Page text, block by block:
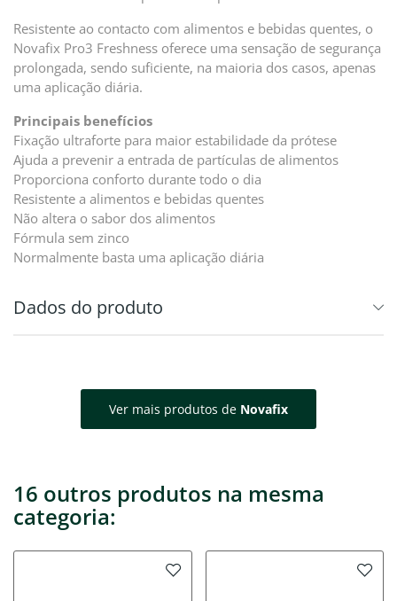
Resistente ao contacto com alimentos e bebidas quentes, o
Novafix Pro3 Freshness oferece uma sensação de segurança
prolongada, sendo suficiente, na maioria dos casos, apenas
uma aplicação diária.
Principais benefícios
Fixação ultraforte para maior estabilidade da prótese
Ajuda a prevenir a entrada de partículas de alimentos
Proporciona conforto durante todo o dia
Resistente a alimentos e bebidas quentes
Não altera o sabor dos alimentos
Fórmula sem zinco
Normalmente basta uma aplicação diária
Dados do produto
Ver mais produtos de Novafix
16 outros produtos na mesma
categoria: